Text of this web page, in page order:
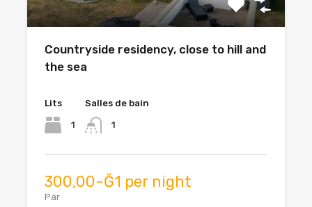
Countryside residency, close to hill and
the sea
Lits
1
Salles de bain
1
300,00-Ğ1 per night
Par